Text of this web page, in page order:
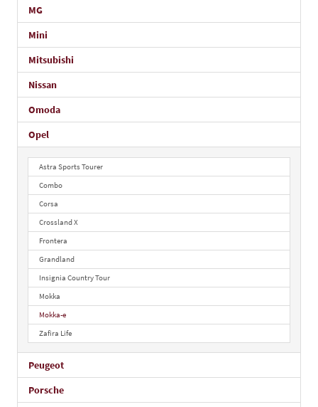
MG
Mini
Mitsubishi
Nissan
Omoda
Opel
Astra Sports Tourer
Combo
Corsa
Crossland X
Frontera
Grandland
Insignia Country Tour
Mokka
Mokka-e
Zafira Life
Peugeot
Porsche